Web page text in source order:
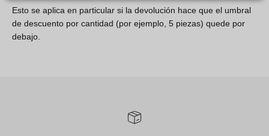
Esto se aplica en particular si la devolución hace que el umbral
de descuento por cantidad (por ejemplo, 5 piezas) quede por
debajo.